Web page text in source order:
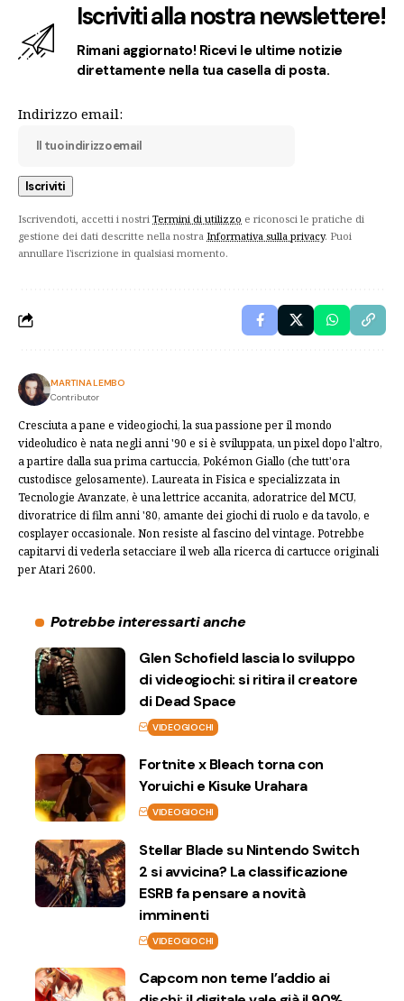
Iscriviti alla nostra newslettere!
Rimani aggiornato! Ricevi le ultime notizie
direttamente nella tua casella di posta.
Indirizzo email:
Iscrivendoti, accetti i nostri Termini di utilizzo e riconosci le pratiche di
gestione dei dati descritte nella nostra Informativa sulla privacy. Puoi
annullare l'iscrizione in qualsiasi momento.
MARTINA LEMBO
Contributor
Cresciuta a pane e videogiochi, la sua passione per il mondo
videoludico è nata negli anni '90 e si è sviluppata, un pixel dopo l'altro,
a partire dalla sua prima cartuccia, Pokémon Giallo (che tutt'ora
custodisce gelosamente). Laureata in Fisica e specializzata in
Tecnologie Avanzate, è una lettrice accanita, adoratrice del MCU,
divoratrice di film anni '80, amante dei giochi di ruolo e da tavolo, e
cosplayer occasionale. Non resiste al fascino del vintage. Potrebbe
capitarvi di vederla setacciare il web alla ricerca di cartucce originali
per Atari 2600.
Potrebbe interessarti anche
Glen Schofield lascia lo sviluppo
di videogiochi: si ritira il creatore
di Dead Space
VIDEOGIOCHI
Fortnite x Bleach torna con
Yoruichi e Kisuke Urahara
VIDEOGIOCHI
Stellar Blade su Nintendo Switch
2 si avvicina? La classificazione
ESRB fa pensare a novità
imminenti
VIDEOGIOCHI
Capcom non teme l’addio ai